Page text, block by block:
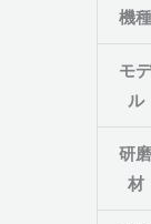
機種
モデ
ル
研磨
材